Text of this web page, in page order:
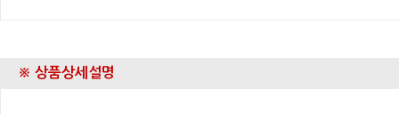
※ 상품상세설명